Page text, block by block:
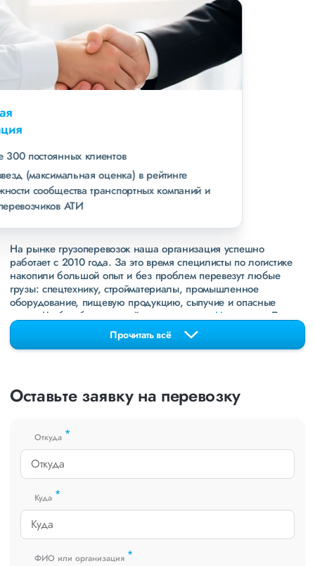
свыше 300 постоянных клиентов
пять звезд (максимальная оценка) в рейтинге
надежности сообщества транспортных компаний и
грузоперевозчиков АТИ
На рынке грузоперевозок наша организация успешно
работает с 2010 года. За это время специлисты по логистике
накопили большой опыт и без проблем перевезут любые
грузы: спецтехнику, стройматериалы, промышленное
оборудование, пищевую продукцию, сыпучие и опасные
грузы. Чтобы убедиться зайдите в раздел
«Наш опыт»
. Там
свежие примеры перевозок, которые обновляются несколько
раз в неделю. Также недавно мы запустили новые
направления вДНРиЛНР. Предоставляем все стандартные
экспедирование. За каждым клиентом закреплен менеджер,
который сообщит о текущем статусе вашего груза. Чтобы
сайте или звоните по номеру
РФ).
Прочитать всё
Оставьте заявку на перевозку
Откуда *
Куда *
ФИО или организация *